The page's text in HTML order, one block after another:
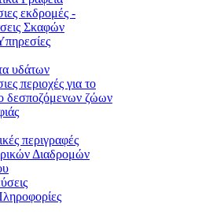
εκδρομές -
Σκαφών
υδάτων
περιοχές για το
δεσποζόμενων ζώων
περιγραφές
Διαδρομών